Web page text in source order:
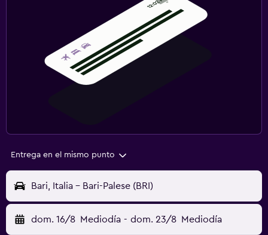
Entrega en el mismo punto
Bari, Italia - Bari-Palese (BRI)
dom. 16/8 Mediodía - dom. 23/8 Mediodía